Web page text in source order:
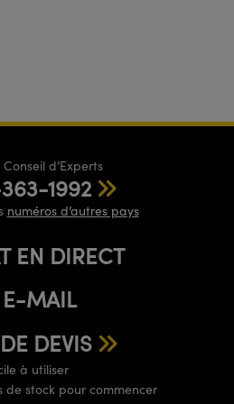
d’Experts
1992
numéros d’autres pays
EN DIRECT
E-MAIL
DEVIS
à utiliser
de stock pour commencer